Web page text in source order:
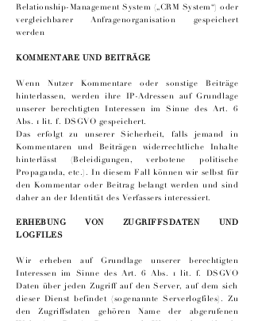
Relationship-Management System („CRM System“) oder
vergleichbarer Anfragenorganisation gespeichert
werden
KOMMENTARE UND BEITRÄGE
Wenn Nutzer Kommentare oder sonstige Beiträge
hinterlassen, werden ihre IP-Adressen auf Grundlage
unserer berechtigten Interessen im Sinne des Art. 6
Abs. 1 lit. f. DSGVO gespeichert.
Das erfolgt zu unserer Sicherheit, falls jemand in
Kommentaren und Beiträgen widerrechtliche Inhalte
hinterlässt (Beleidigungen, verbotene politische
Propaganda, etc.). In diesem Fall können wir selbst für
den Kommentar oder Beitrag belangt werden und sind
daher an der Identität des Verfassers interessiert.
ERHEBUNG VON ZUGRIFFSDATEN UND
LOGFILES
Wir erheben auf Grundlage unserer berechtigten
Interessen im Sinne des Art. 6 Abs. 1 lit. f. DSGVO
Daten über jeden Zugriff auf den Server, auf dem sich
dieser Dienst befindet (sogenannte Serverlogfiles). Zu
den Zugriffsdaten gehören Name der abgerufenen